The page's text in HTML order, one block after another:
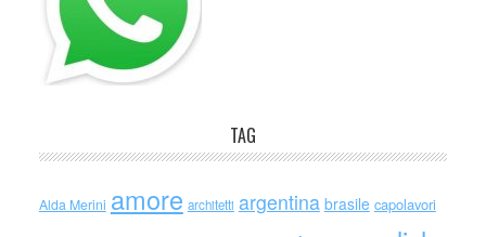
TAG
Alda Merini amore architetti argentina brasile capolavori